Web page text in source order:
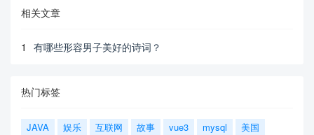
相关文章
1 有哪些形容男子美好的诗词？
热门标签
JAVA 娱乐 互联网 故事 vue3 mysql
美国